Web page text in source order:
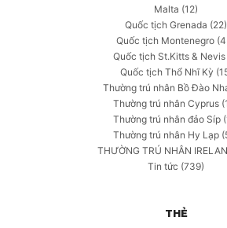
Malta (12)
Quốc tịch Grenada (22)
Quốc tịch Montenegro
Quốc tịch St.Kitts & Nevis
Quốc tịch Thổ Nhĩ Kỳ
Thường trú nhân Bồ Đào
Thường trú nhân Cyprus
Thường trú nhân đảo Síp
Thường trú nhân Hy Lạp
THƯỜNG TRÚ NHÂN
Tin tức (739)
THẺ